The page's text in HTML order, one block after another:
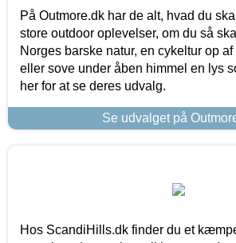
På Outmore.dk har de alt, hvad du
store outdoor oplevelser, om du så
Norges barske natur, en cykeltur op
eller sove under åben himmel en lys
her for at se deres udvalg.
Se udvalget på
Hos ScandiHills.dk finder du et